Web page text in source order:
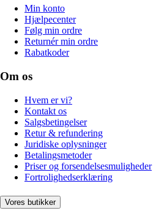
Min konto
Hjælpecenter
Følg min ordre
Returnér min ordre
Rabatkoder
Om os
Hvem er vi?
Kontakt os
Salgsbetingelser
Retur & refundering
Juridiske oplysninger
Betalingsmetoder
Priser og forsendelsesmuligheder
Fortrolighedserklæring
Vores butikker